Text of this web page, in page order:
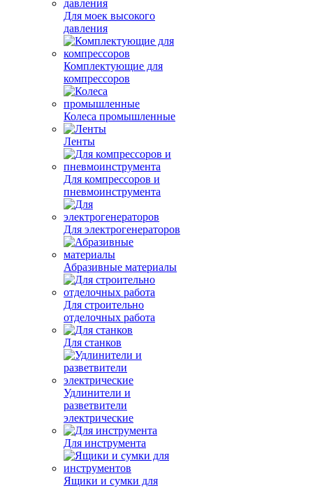
Для моек высокого
давления
Комплектующие для
компрессоров
Колеса промышленные
Ленты
Для компрессоров и
пневмоинструмента
Для электрогенераторов
Абразивные материалы
Для строительно
отделочных работа
Для станков
Удлинители и
разветвители
электрические
Для инструмента
Ящики и сумки для